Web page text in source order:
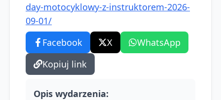
day-motocyklowy-z-instruktorem-2026-
09-01/
Facebook
X
WhatsApp
Kopiuj link
Opis wydarzenia: